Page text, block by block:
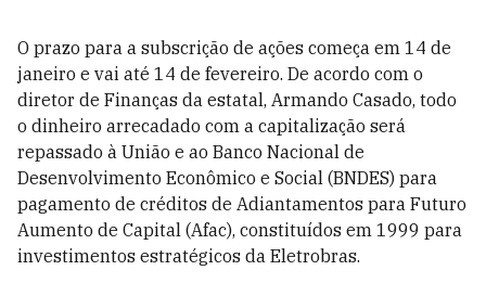
O prazo para a subscrição de ações começa em 14 de
janeiro e vai até 14 de fevereiro. De acordo com o
diretor de Finanças da estatal, Armando Casado, todo
o dinheiro arrecadado com a capitalização será
repassado à União e ao Banco Nacional de
Desenvolvimento Econômico e Social (BNDES) para
pagamento de créditos de Adiantamentos para Futuro
Aumento de Capital (Afac), constituídos em 1999 para
investimentos estratégicos da Eletrobras.